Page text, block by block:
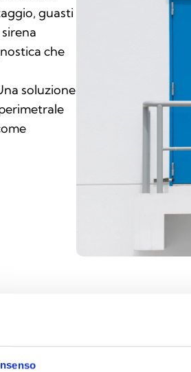
guasti
che
soluzione
seguenti versioni